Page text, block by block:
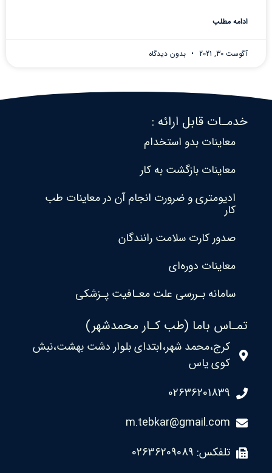
ادامه مطلب
آگوست 30, 2021 بدون دیدگاه
خدمـات قابل ارائه :
معاینات بدو استخدام
معاینات بازگشت به کار
ادیومتری و ضرورت انجام آن در معاینات طب
کار
صدور کارت سلامت رانندگان
معاینات دوره‌ای
سامانه بـررسی علت معـافیت پـزشکی
تمـاس باما (طب کـار محمدشهر)
کرج،محمد شهر،ابتدای بلوار دشت بهشت،نبش
کوی یاس
02636201839
m.tebkar@gmail.com
تلفکس: 02636209089